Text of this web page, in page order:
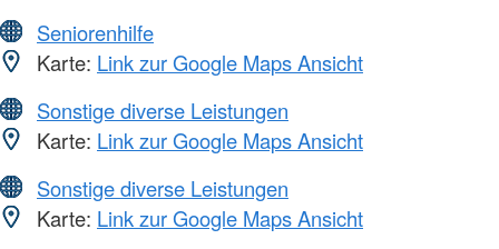
Seniorenhilfe
Karte: Link zur Google Maps Ansicht
Sonstige diverse Leistungen
Karte: Link zur Google Maps Ansicht
Sonstige diverse Leistungen
Karte: Link zur Google Maps Ansicht